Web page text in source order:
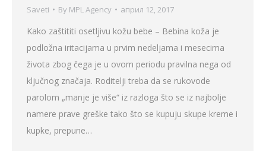
Saveti By MPL Agency април 12, 2017
Kako zaštititi osetljivu kožu bebe – Bebina koža je
podložna iritacijama u prvim nedeljama i mesecima
života zbog čega je u ovom periodu pravilna nega od
ključnog značaja. Roditelji treba da se rukovode
parolom „manje je više“ iz razloga što se iz najbolje
namere prave greške tako što se kupuju skupe kreme i
kupke, prepune…